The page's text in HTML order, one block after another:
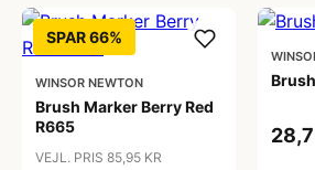
SPAR 66%
WINSOR NEWTON
Brush Marker Berry Red
R665
VEJL. PRIS 85,95 KR